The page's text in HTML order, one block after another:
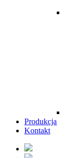
Produkcja
Kontakt